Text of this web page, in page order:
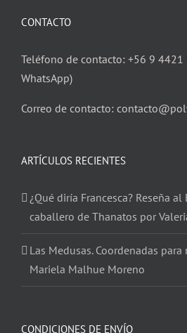
CONTACTO
Teléfono de contacto: +56 9 4421
WhatsApp)
Correo de contacto:
ARTÍCULOS RECIENTES
¿Qué diría Francesca? Reseña
caballero de Thanatos por
Las Medusas. Coordenadas
Mariela Malhue Moreno
CONDICIONES DE ENVÍO